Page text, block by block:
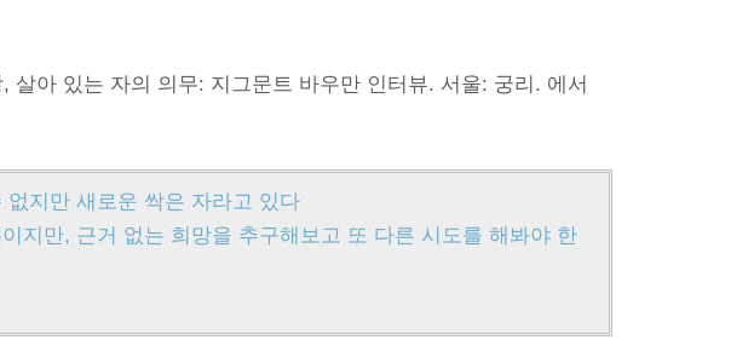
살아 있는 자의 의무: 지그문트 바우만 인터뷰. 서울: 궁리. 에서
지만 새로운 싹은 자라고 있다
지만, 근거 없는 희망을 추구해보고 또 다른 시도를 해봐야 한